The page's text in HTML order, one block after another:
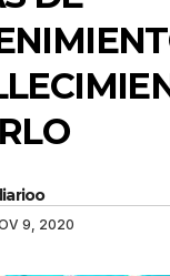
9, 2020